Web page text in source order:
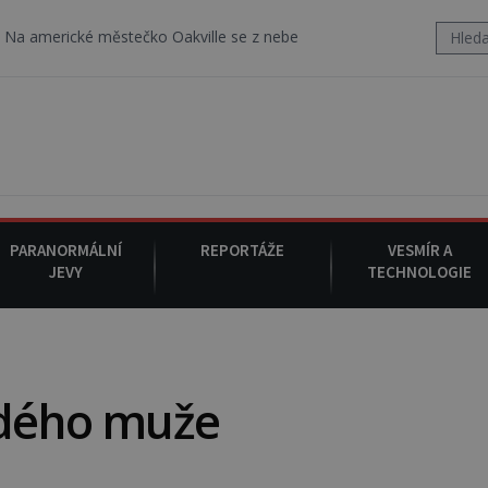
městečko Oakville se z nebe snáší podivná rosolovitá látka
PARANORMÁLNÍ
JEVY
REPORTÁŽE
VESMÍR A
TECHNOLOGIE
muže